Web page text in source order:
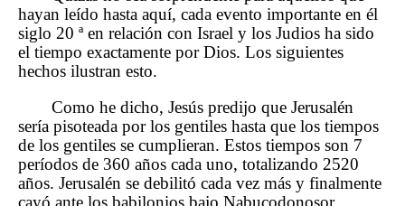
hayan leído hasta aquí, cada evento importante en él
siglo 20 ª en relación con Israel y los Judios ha sido
el tiempo exactamente por Dios. Los siguientes
hechos ilustran esto.
Como he dicho, Jesús predijo que Jerusalén
sería pisoteada por los gentiles hasta que los tiempos
de los gentiles se cumplieran. Estos tiempos son 7
períodos de 360 años cada uno, totalizando 2520
años. Jerusalén se debilitó cada vez más y finalmente
cayó ante los babilonios bajo Nabucodonosor